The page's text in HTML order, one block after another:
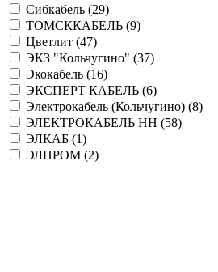
Сибкабель (29)
ТОМСККАБЕЛЬ (9)
Цветлит (47)
ЭКЗ "Кольчугино" (37)
Экокабель (16)
ЭКСПЕРТ КАБЕЛЬ (6)
Электрокабель (Кольчугино) (8)
ЭЛЕКТРОКАБЕЛЬ НН (58)
ЭЛКАБ (1)
ЭЛПРОМ (2)